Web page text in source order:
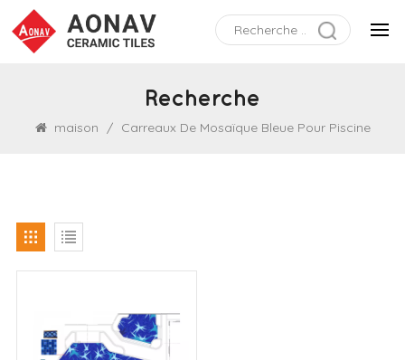
Recherche
maison / Carreaux De Mosaïque Bleue Pour Piscine